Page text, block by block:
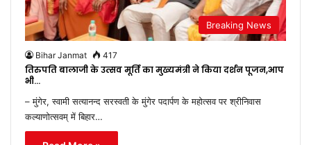
Breaking News
Bihar Janmat 417
तिरुपति बालाजी के उत्सव मूर्ति का मुख्यमंत्री ने किया दर्शन पूजन,आप
भी…
– मुंगेर, स्वामी सत्यानन्द सरस्वती के मुंगेर पदार्पण के महोत्सव पर श्रीनिवास
कल्याणोत्सवम् में बिहार…